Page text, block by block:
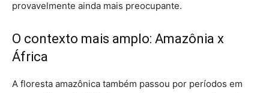
provavelmente ainda mais preocupante.
O contexto mais amplo: Amazônia x
África
A floresta amazônica também passou por períodos em